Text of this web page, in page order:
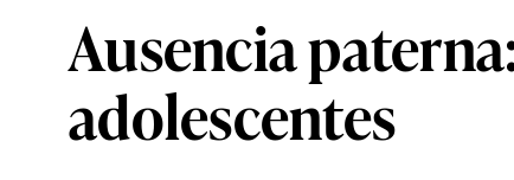
Ausencia
adolescentes